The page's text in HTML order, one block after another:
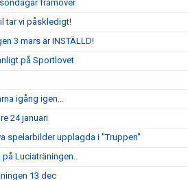
framöver
tar vi påskledigt!
3 mars är INSTÄLLD!
på Sportlovet
igång igen...
24 januari
spelarbilder upplagda i "Truppen"
Luciaträningen..
13 dec